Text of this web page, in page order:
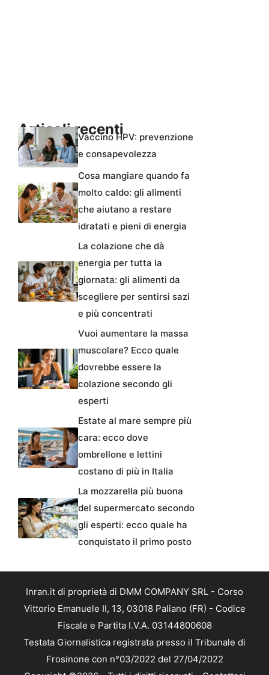
Articoli recentiVaccino HPV: prevenzione
e consapevolezza
Cosa mangiare quando fa
molto caldo: gli alimenti
che aiutano a restare
idratati e pieni di energia
La colazione che dà
energia per tutta la
giornata: gli alimenti da
scegliere per sentirsi sazi
e più concentrati
Vuoi aumentare la massa
muscolare? Ecco quale
dovrebbe essere la
colazione secondo gli
esperti
Estate al mare sempre più
cara: ecco dove
ombrellone e lettini
costano di più in Italia
La mozzarella più buona
del supermercato secondo
gli esperti: ecco quale ha
conquistato il primo posto
Inran.it di proprietà di DMM COMPANY SRL - Corso
Vittorio Emanuele II, 13, 03018 Paliano (FR) - Codice
Fiscale e Partita I.V.A. 03144800608
Testata Giornalistica registrata presso il Tribunale di
Frosinone con n°03/2022 del 27/04/2022